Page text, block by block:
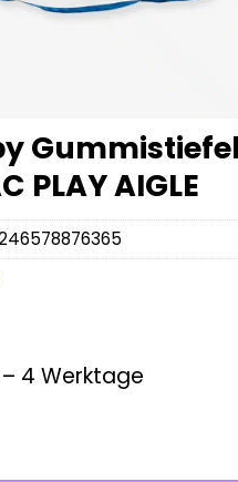
Gummistiefel
PLAY AIGLE
4 Werktage